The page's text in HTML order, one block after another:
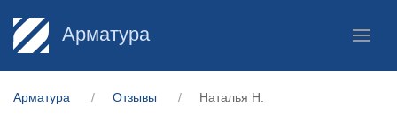
Арматура
Арматура Отзывы Наталья Н.